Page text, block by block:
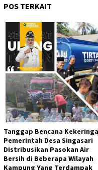
POS TERKAIT
Tanggap Bencana
Pemerintah Desa Singasari
Distribusikan Pasokan Air
Bersih di Beberapa Wilayah
Kampung Yang Terdampak